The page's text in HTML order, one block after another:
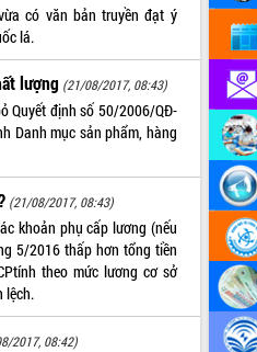
có văn bản truyền đạt ý
lá.
lượng (21/08/2017, 08:43)
Quyết định số 50/2006/QĐ-
Danh mục sản phẩm, hàng
(21/08/2017, 08:43)
khoản phụ cấp lương (nếu
5/2016 thấp hơn tổng tiền
theo mức lương cơ sở
lệch.
2017, 08:42)